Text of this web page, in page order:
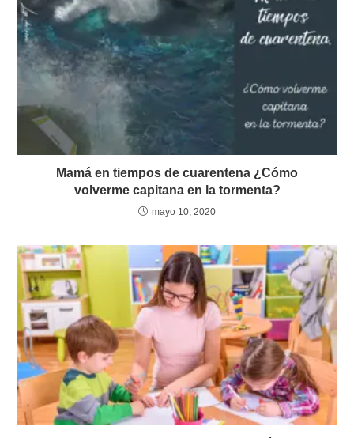
Mamá en tiempos de cuarentena ¿Cómo
volverme capitana en la tormenta?
mayo 10, 2020